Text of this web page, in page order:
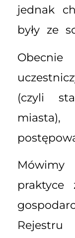
jednak
były ze
(czyli
praktyce
Rejestru